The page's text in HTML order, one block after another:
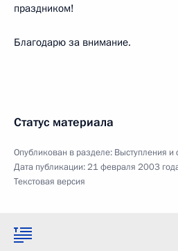
праздником!
Благодарю за внимание.
Статус материала
Опубликован в разделе: Выступления и
Дата публикации:21 февраля 2003
Текстовая версия